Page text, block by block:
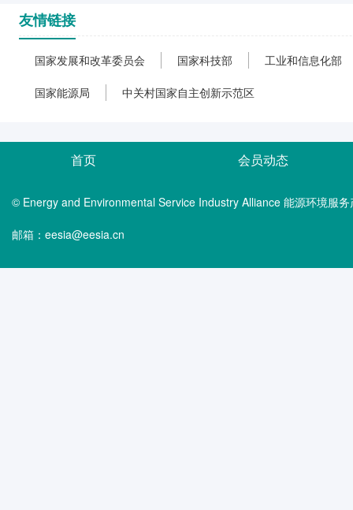
友情链接
国家发展和改革委员会 国家科技部 工业和信息化部
国家能源局 中关村国家自主创新示范区
首页 会员动态
© Energy and Environmental Service Industry Alliance 能源环境服
邮箱：eesia@eesia.cn